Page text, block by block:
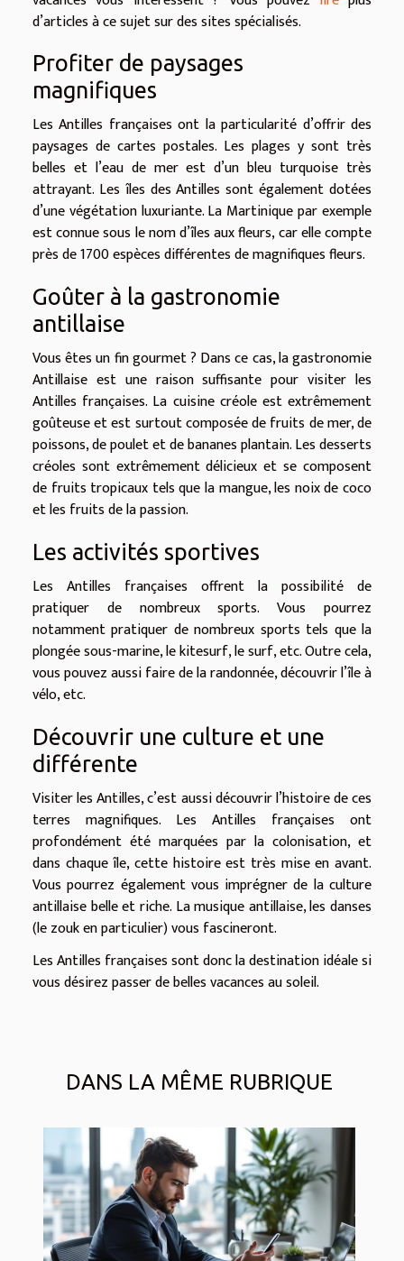
d’articles à ce sujet sur des sites spécialisés.
Profiter de paysages
magnifiques
Les Antilles françaises ont la particularité d’offrir des
paysages de cartes postales. Les plages y sont très
belles et l’eau de mer est d’un bleu turquoise très
attrayant. Les îles des Antilles sont également dotées
d’une végétation luxuriante. La Martinique par exemple
est connue sous le nom d’îles aux fleurs, car elle compte
près de 1700 espèces différentes de magnifiques fleurs.
Goûter à la gastronomie
antillaise
Vous êtes un fin gourmet ? Dans ce cas, la gastronomie
Antillaise est une raison suffisante pour visiter les
Antilles françaises. La cuisine créole est extrêmement
goûteuse et est surtout composée de fruits de mer, de
poissons, de poulet et de bananes plantain. Les desserts
créoles sont extrêmement délicieux et se composent
de fruits tropicaux tels que la mangue, les noix de coco
et les fruits de la passion.
Les activités sportives
Les Antilles françaises offrent la possibilité de
pratiquer de nombreux sports. Vous pourrez
notamment pratiquer de nombreux sports tels que la
plongée sous-marine, le kitesurf, le surf, etc. Outre cela,
vous pouvez aussi faire de la randonnée, découvrir l’île à
vélo, etc.
Découvrir une culture et une
différente
Visiter les Antilles, c’est aussi découvrir l’histoire de ces
terres magnifiques. Les Antilles françaises ont
profondément été marquées par la colonisation, et
dans chaque île, cette histoire est très mise en avant.
Vous pourrez également vous imprégner de la culture
antillaise belle et riche. La musique antillaise, les danses
(le zouk en particulier) vous fascineront.
Les Antilles françaises sont donc la destination idéale si
vous désirez passer de belles vacances au soleil.
DANS LA MÊME RUBRIQUE